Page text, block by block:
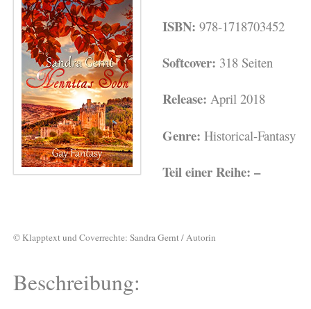
ISBN: 978-1718703452
Softcover: 318 Seiten
Release: April 2018
Genre: Historical-Fantasy
Teil einer Reihe: –
© Klapptext und Coverrechte: Sandra Gernt / Autorin
Beschreibung: